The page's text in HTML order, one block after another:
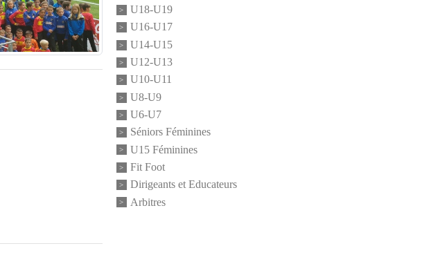
U18-U19
U16-U17
U14-U15
U12-U13
U10-U11
U8-U9
U6-U7
Séniors Féminines
U15 Féminines
Fit Foot
Dirigeants et Educateurs
Arbitres